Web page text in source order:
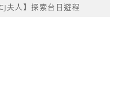
夫人】探索台日遊程